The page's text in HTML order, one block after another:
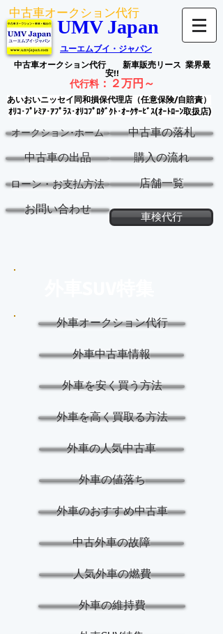
中古車オークション代行
UMV Japan
ユーエムブイ・ジャパン
中古車オークション代行 新車販売リース 業界最
安!!
代行料： ２万円～
あいおいニッセイ同和損保代理店（任意保険/自賠責）
ｵﾘｺ･ﾌﾟﾚﾐｱ･ｱﾌﾟﾗｽ･ｵﾘｺﾌﾟﾛﾀﾞｸﾄ･ｵｰｸｻｰﾋﾞｽ(ｵｰﾄﾛｰﾝ取扱店)
オークション･ホーム 中古車の落札
中古車の出品 購入の流れ
ローン・お支払方法 店舗一覧
お問い合わせ
車検代行
外車オークション代行
外車中古車情報
外車を安く買う方法
外車を高く買取る方法
外車の人気中古車
外車の値落ち
外車のおすすめ中古車
中古外車の故障
人気外車の燃費
外車の維持費